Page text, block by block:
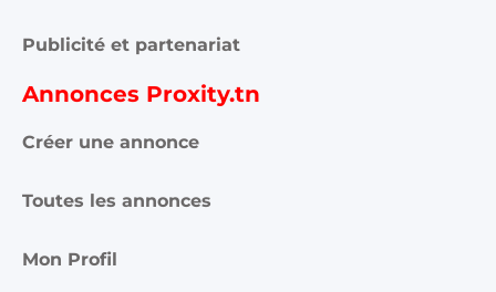
Publicité et partenariat
Annonces Proxity.tn
Créer une annonce
Toutes les annonces
Mon Profil